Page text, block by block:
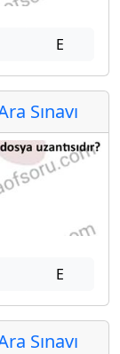
E
Sınavı
E
Sınavı